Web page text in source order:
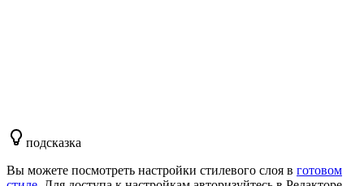
подсказка
Вы можете посмотреть настройки стилевого слоя в готовом